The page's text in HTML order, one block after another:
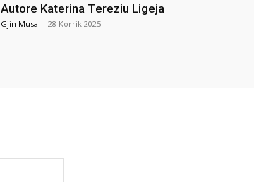
Autore Katerina Tereziu Ligeja
Gjin Musa - 28 Korrik 2025